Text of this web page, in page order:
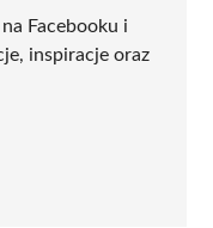
Facebooku i
inspiracje oraz